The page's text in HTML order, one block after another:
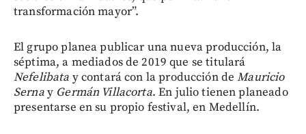
transformación mayor”.
El grupo planea publicar una nueva producción, la
séptima, a mediados de 2019 que se titulará
Nefelibata y contará con la producción deMauricio
Sernay Germán Villacorta. En julio tienen planeado
presentarse en su propio festival, en Medellín.